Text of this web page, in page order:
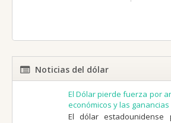
Noticias del dólar
El Dólar pierde fuerza por
económicos y las ganancias
El dólar estadounidense